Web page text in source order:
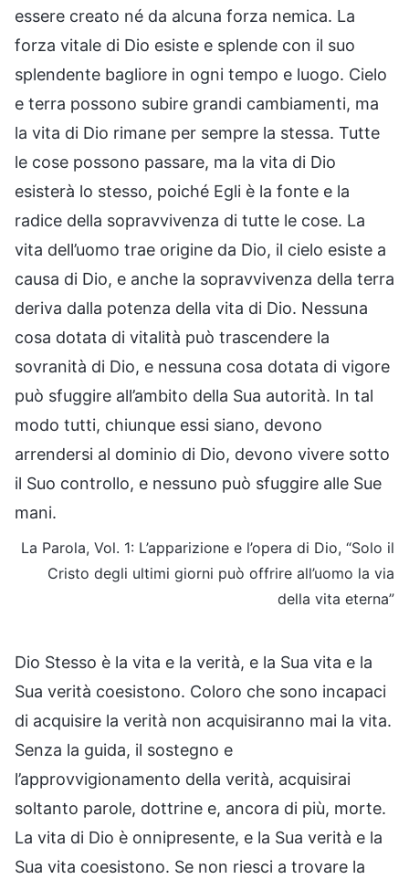
essere creato né da alcuna forza nemica. La
forza vitale di Dio esiste e splende con il suo
splendente bagliore in ogni tempo e luogo. Cielo
e terra possono subire grandi cambiamenti, ma
la vita di Dio rimane per sempre la stessa. Tutte
le cose possono passare, ma la vita di Dio
esisterà lo stesso, poiché Egli è la fonte e la
radice della sopravvivenza di tutte le cose. La
vita dell’uomo trae origine da Dio, il cielo esiste a
causa di Dio, e anche la sopravvivenza della terra
deriva dalla potenza della vita di Dio. Nessuna
cosa dotata di vitalità può trascendere la
sovranità di Dio, e nessuna cosa dotata di vigore
può sfuggire all’ambito della Sua autorità. In tal
modo tutti, chiunque essi siano, devono
arrendersi al dominio di Dio, devono vivere sotto
il Suo controllo, e nessuno può sfuggire alle Sue
mani.
La Parola, Vol. 1: L’apparizione e l’opera di Dio, “Solo il
Cristo degli ultimi giorni può offrire all’uomo la via
della vita eterna”
Dio Stesso è la vita e la verità, e la Sua vita e la
Sua verità coesistono. Coloro che sono incapaci
di acquisire la verità non acquisiranno mai la vita.
Senza la guida, il sostegno e
l’approvvigionamento della verità, acquisirai
soltanto parole, dottrine e, ancora di più, morte.
La vita di Dio è onnipresente, e la Sua verità e la
Sua vita coesistono. Se non riesci a trovare la